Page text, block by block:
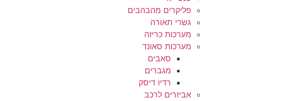
פליקרים מהבהבים
גשרי תאורה
מערכות כריזה
מערכות סאונד
סאבים
מגברים
רדיו דיסק
אביזרים לרכב